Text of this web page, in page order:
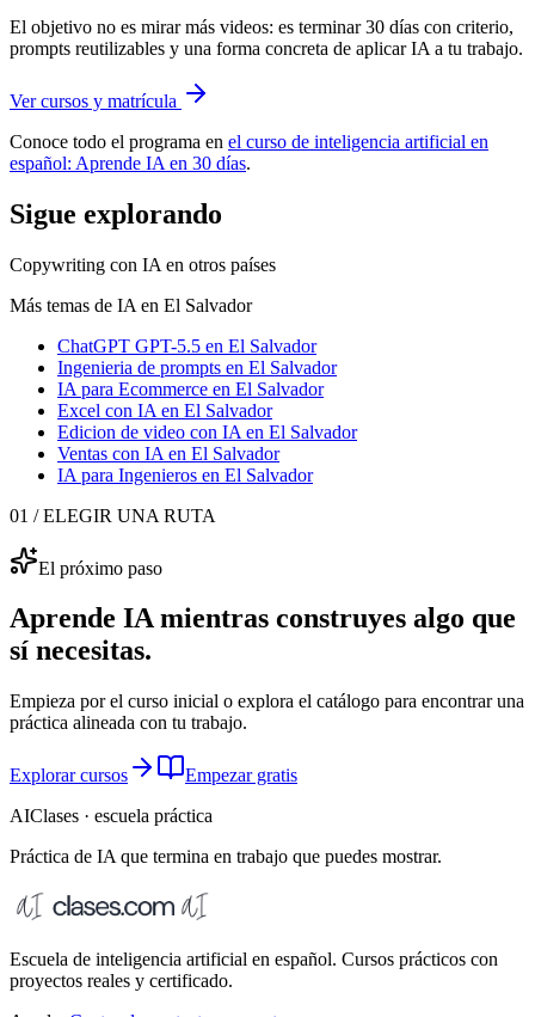
El objetivo no es mirar más videos: es terminar 30 días con criterio,
prompts reutilizables y una forma concreta de aplicar IA a tu trabajo.
Ver cursos y matrícula
Conoce todo el programa en el curso de inteligencia artificial en
español: Aprende IA en 30 días.
Sigue explorando
Copywriting con IA en otros países
Más temas de IA en El Salvador
ChatGPT GPT-5.5 en El Salvador
Ingenieria de prompts en El Salvador
IA para Ecommerce en El Salvador
Excel con IA en El Salvador
Edicion de video con IA en El Salvador
Ventas con IA en El Salvador
IA para Ingenieros en El Salvador
01 / ELEGIR UNA RUTA
El próximo paso
Aprende IA mientras construyes algo que
sí necesitas.
Empieza por el curso inicial o explora el catálogo para encontrar una
práctica alineada con tu trabajo.
Explorar cursos
Empezar gratis
AIClases · escuela práctica
Práctica de IA que termina en trabajo que puedes mostrar.
Escuela de inteligencia artificial en español. Cursos prácticos con
proyectos reales y certificado.